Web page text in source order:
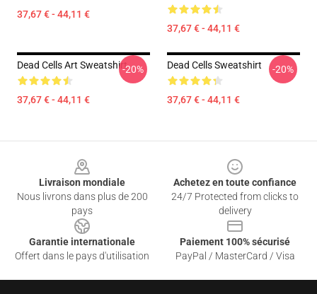
37,67 € - 44,11 €
37,67 € - 44,11 €
Dead Cells Art Sweatshirt
37,67 € - 44,11 €
-20% Dead Cells Sweatshirt
37,67 € - 44,11 €
-20%
Livraison mondiale
Nous livrons dans plus de 200
pays
Achetez en toute confiance
24/7 Protected from clicks to
delivery
Garantie internationale
Offert dans le pays d'utilisation
Paiement 100% sécurisé
PayPal / MasterCard / Visa